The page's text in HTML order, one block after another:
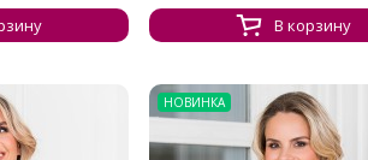
В корзину
НОВИНКА